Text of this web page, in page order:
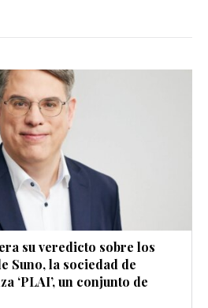
su veredicto sobre los
Suno, la sociedad de
‘PLAI’, un conjunto de